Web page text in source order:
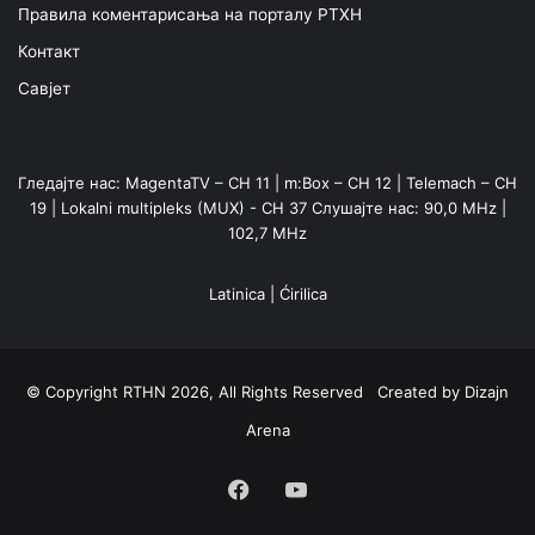
Правила коментарисања на порталу РТХН
Контакт
Савјет
Гледајте нас: MagentaTV – CH 11 | m:Box – CH 12 | Telemach – CH
19 | Lokalni multipleks (MUX) - CH 37 Слушајте нас: 90,0 MHz |
102,7 MHz
Latinica| Ćirilica
© Copyright RTHN 2026, All Rights Reserved Created by Dizajn
Arena
Facebook